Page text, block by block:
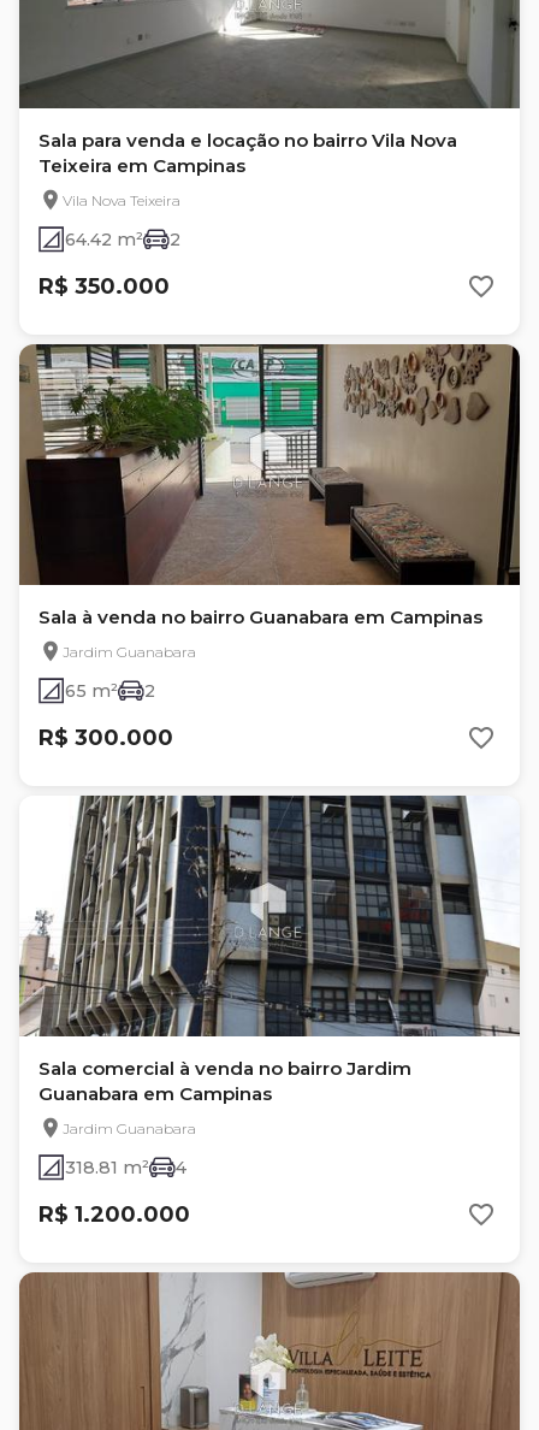
Sala para venda e locação no bairro Vila Nova
Teixeira em Campinas
Vila Nova Teixeira
64.42 m² 2
R$ 350.000
Sala à venda no bairro Guanabara em Campinas
Jardim Guanabara
65 m² 2
R$ 300.000
Sala comercial à venda no bairro Jardim
Guanabara em Campinas
Jardim Guanabara
318.81 m² 4
R$ 1.200.000